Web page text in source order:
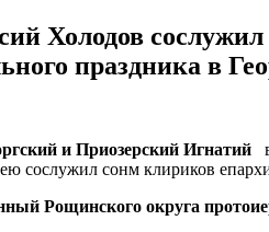
Холодов
праздника в
и Приозерский Игнатий
сослужил сонм клириков
Рощинского округа